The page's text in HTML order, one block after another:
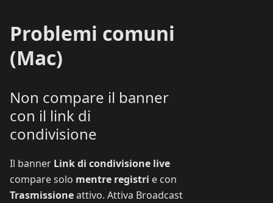
Problemi comuni
(Mac)
Non compare il banner
con il link di
condivisione
Il banner Link di condivisione live
compare solo mentre registri e con
Trasmissioneattivo. Attiva Broadcast